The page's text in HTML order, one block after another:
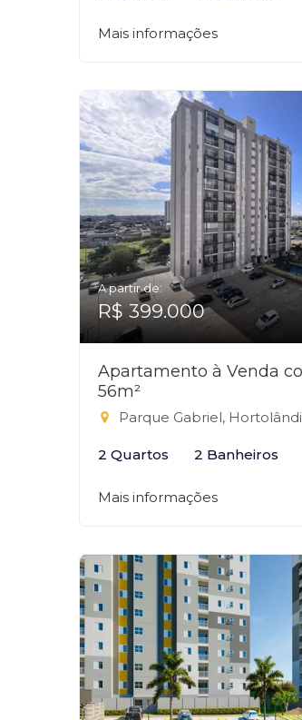
Mais informações
A partir de:
R$ 399.000
Apartamento à Venda
56m²
Parque Gabriel,
2 Quartos 2 Banheiros
Mais informações